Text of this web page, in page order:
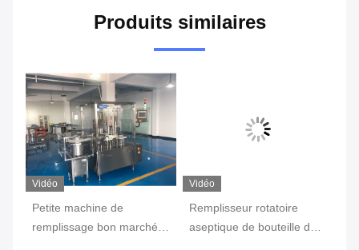
Produits similaires
Vidéo
Petite machine de
remplissage bon marché
Vidéo
Remplisseur rotatoire
aseptique de bouteille de